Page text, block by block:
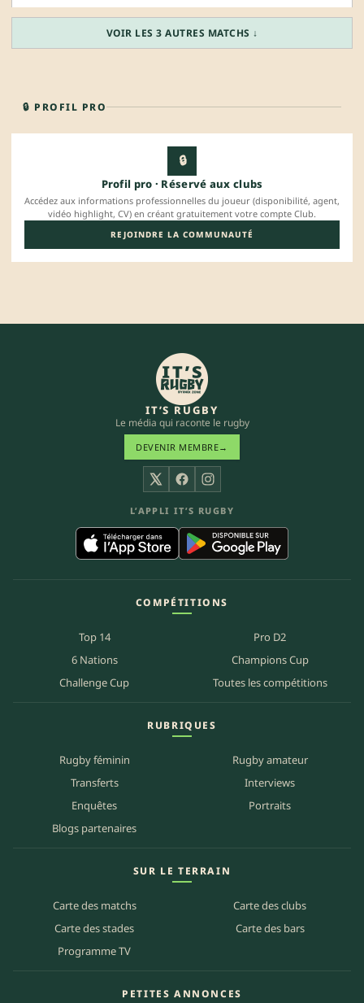
VOIR LES 3 AUTRES MATCHS ↓
🔒 PROFIL PRO
🔒
Profil pro · Réservé aux clubs
Accédez aux informations professionnelles du joueur (disponibilité, agent,
vidéo highlight, CV) en créant gratuitement votre compte Club.
REJOINDRE LA COMMUNAUTÉ
IT’S RUGBY
Le média qui raconte le rugby
DEVENIR MEMBRE→
X FacebookInstagram
L’APPLI IT’S RUGBY
COMPÉTITIONS
Top 14
Pro D2
6 Nations
Champions Cup
Challenge Cup
Toutes les compétitions
RUBRIQUES
Rugby féminin
Rugby amateur
Transferts
Interviews
Enquêtes
Portraits
Blogs partenaires
SUR LE TERRAIN
Carte des matchs
Carte des clubs
Carte des stades
Carte des bars
Programme TV
PETITES ANNONCES